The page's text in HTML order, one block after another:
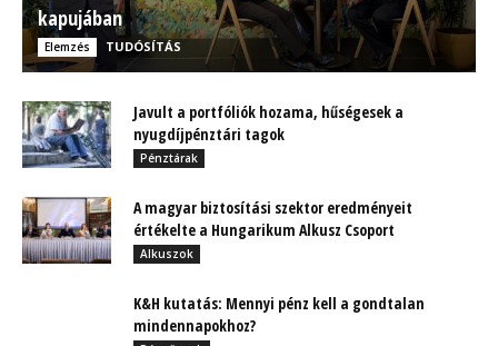
kapujában
Elemzés TUDÓSÍTÁS
Javult a portfóliók hozama, hűségesek a
nyugdíjpénztári tagok
Pénztárak
A magyar biztosítási szektor eredményeit
értékelte a Hungarikum Alkusz Csoport
Alkuszok
K&H kutatás: Mennyi pénz kell a gondtalan
mindennapokhoz?